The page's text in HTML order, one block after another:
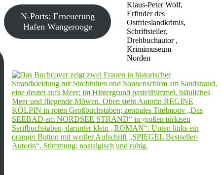
Klaus-Peter Wolf,
Erfinder des
Ostfrieslandkrimis,
Schriftsteller,
Drehbuchautor ,
Krimimuseum
Norden
N-Ports: Erneuerung
Hafen Wangerooge